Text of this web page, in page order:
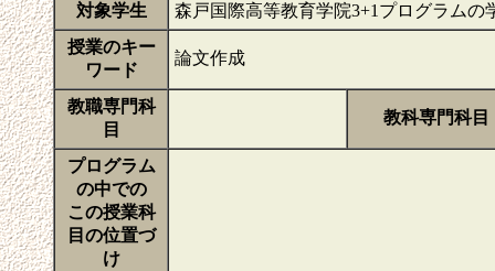
対象学生
森戸国際高等教育学院3+1プログラムの
授業のキー
ワード
論文作成
教職専門科
目
教科専門科目
プログラム
の中での
この授業科
目の位置づ
け